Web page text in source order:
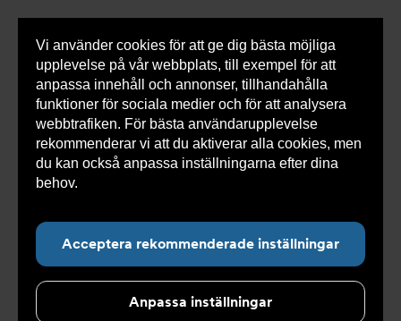
Vi använder cookies för att ge dig bästa möjliga
upplevelse på vår webbplats, till exempel för att
anpassa innehåll och annonser, tillhandahålla
funktioner för sociala medier och för att analysera
webbtrafiken. För bästa användarupplevelse
rekommenderar vi att du aktiverar alla cookies, men
du kan också anpassa inställningarna efter dina
behov.
Acceptera rekommenderade inställningar
Anpassa inställningar
0 varorSnabborder
Du
här:
Armatec > Produkter > Kyla > Rörkopplingar
Presskopplingar
> Press T-rör AT 5153-